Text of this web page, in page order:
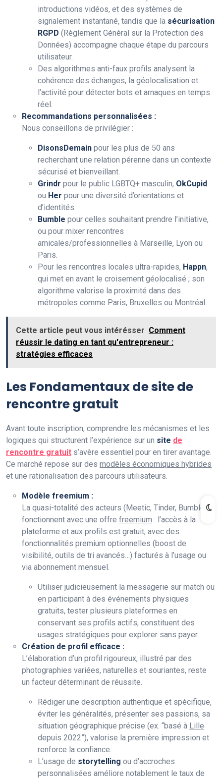
introductions vidéos, et des systèmes de
signalement instantané, tandis que la sécurisation
RGPD (Règlement Général sur la Protection des
Données) accompagne chaque étape du parcours
utilisateur.
Des algorithmes anti-faux profils analysent la
cohérence des échanges, la géolocalisation et
l’activité pour détecter bots et arnaques en temps
réel.
Recommandations personnalisées :
Nous conseillons de privilégier :
DisonsDemain pour les plus de 50 ans
recherchant une relation pérenne dans un contexte
sécurisé et bienveillant.
Grindr pour le public LGBTQ+ masculin, OkCupid
ou Her pour une diversité d’orientations et
d’identités.
Bumble pour celles souhaitant prendre l’initiative,
ou pour mixer rencontres
amicales/professionnelles à Marseille, Lyon ou
Paris.
Pour les rencontres locales ultra-rapides, Happn,
qui met en avant le croisement géolocalisé ; son
algorithme valorise la proximité dans des
métropoles comme Paris, Bruxelles ou Montréal .
Cette article peut vous intérésser Comment
réussir le dating en tant qu'entrepreneur :
stratégies efficaces
Les Fondamentaux de site de
rencontre gratuit
Avant toute inscription, comprendre les mécanismes et les
logiques qui structurent l’expérience sur un site de
rencontre gratuit s’avère essentiel pour en tirer avantage.
Ce marché repose sur des modèles économiques hybrides
et une rationalisation des parcours utilisateurs.
Modèle freemium :
La quasi-totalité des acteurs (Meetic, Tinder, Bumble)
fonctionnent avec une offre freemium : l’accès à la
plateforme et aux profils est gratuit, avec des
fonctionnalités premium optionnelles (boost de
visibilité, outils de tri avancés…) facturés à l’usage ou
via abonnement mensuel.
Utiliser judicieusement la messagerie sur match ou
en participant à des événements physiques
gratuits, tester plusieurs plateformes en
conservant ses profils actifs, constituent des
usages stratégiques pour explorer sans payer.
Création de profil efficace :
L’élaboration d’un profil rigoureux, illustré par des
photographies variées, naturelles et souriantes, reste
un facteur déterminant de réussite.
Rédiger une description authentique et spécifique,
éviter les généralités, présenter ses passions, sa
situation géographique précise (ex. “basé à Lille
depuis 2022”), valorise la première impression et
renforce la confiance.
L’usage de storytelling ou d’accroches
personnalisées améliore notablement le taux de